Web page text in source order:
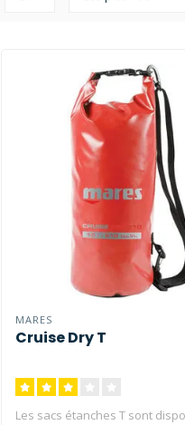
MARES
Cruise Dry T
Les sacs étanches T sont